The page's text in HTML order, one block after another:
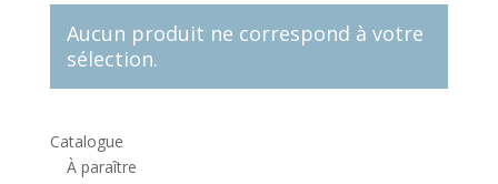
Aucun produit ne correspond à votre
sélection.
Catalogue
À paraître